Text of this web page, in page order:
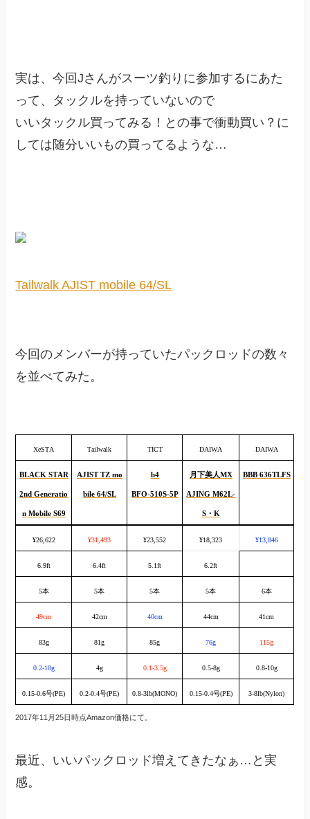
実は、今回Jさんがスーツ釣りに参加するにあた
って、タックルを持っていないので
いいタックル買ってみる！との事で衝動買い？に
しては随分いいもの買ってるような…
Tailwalk AJIST mobile 64/SL
今回のメンバーが持っていたパックロッドの数々
を並べてみた。
XeSTA Tailwalk TICT DAIWA DAIWA
BLACK STAR
2nd Generatio
n Mobile S69
AJIST TZ mo
bile 64/SL
b4
BFO-510S-5P
月下美人MX
AJING M62L-
S・K
BBB 636TLFS
¥26,622 ¥31,493 ¥23,552 ¥18,323 ¥13,846
6.9ft 6.4ft 5.1ft 6.2ft
5本 5本 5本 5本 6本
49cm 42cm 40cm 44cm 41cm
83g 81g 85g 76g 115g
0.2-10g 4g 0.1-3.5g 0.5-8g 0.8-10g
0.15-0.6号(PE) 0.2-0.4号(PE) 0.8-3lb(MONO) 0.15-0.4号(PE) 3-8lb(Nylon)
2017年11月25日時点Amazon価格にて。
最近、いいパックロッド増えてきたなぁ…と実
感。